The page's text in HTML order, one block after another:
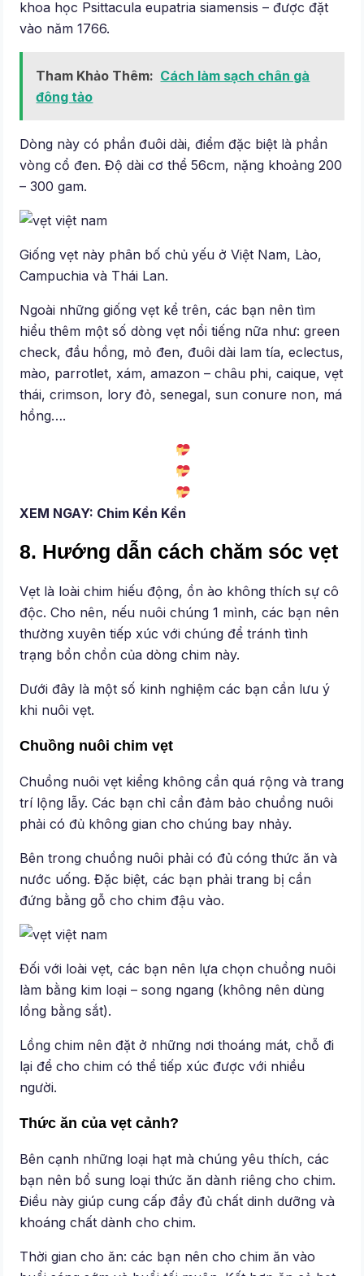
khoa học Psittacula eupatria siamensis – được đặt
vào năm 1766.
Tham Khảo Thêm: Cách làm sạch chân gà
đông tảo
Dòng này có phần đuôi dài, điểm đặc biệt là phần
vòng cổ đen. Độ dài cơ thể 56cm, nặng khoảng 200
– 300 gam.
Giống vẹt này phân bố chủ yếu ở Việt Nam, Lào,
Campuchia và Thái Lan.
Ngoài những giống vẹt kể trên, các bạn nên tìm
hiểu thêm một số dòng vẹt nổi tiếng nữa như: green
check, đầu hồng, mỏ đen, đuôi dài lam tía, eclectus,
mào, parrotlet, xám, amazon – châu phi, caique, vẹt
thái, crimson, lory đỏ, senegal, sun conure non, má
hồng….
XEM NGAY: Chim Kền Kền
8. Hướng dẫn cách chăm sóc vẹt
Vẹt là loài chim hiếu động, ồn ào không thích sự cô
độc. Cho nên, nếu nuôi chúng 1 mình, các bạn nên
thường xuyên tiếp xúc với chúng để tránh tình
trạng bồn chồn của dòng chim này.
Dưới đây là một số kinh nghiệm các bạn cần lưu ý
khi nuôi vẹt.
Chuồng nuôi chim vẹt
Chuồng nuôi vẹt kiểng không cần quá rộng và trang
trí lộng lẫy. Các bạn chỉ cần đảm bảo chuồng nuôi
phải có đủ không gian cho chúng bay nhảy.
Bên trong chuồng nuôi phải có đủ cóng thức ăn và
nước uống. Đặc biệt, các bạn phải trang bị cần
đứng bằng gỗ cho chim đậu vào.
Đối với loài vẹt, các bạn nên lựa chọn chuồng nuôi
làm bằng kim loại – song ngang (không nên dùng
lồng bằng sắt).
Lồng chim nên đặt ở những nơi thoáng mát, chỗ đi
lại để cho chim có thể tiếp xúc được với nhiều
người.
Thức ăn của vẹt cảnh?
Bên cạnh những loại hạt mà chúng yêu thích, các
bạn nên bổ sung loại thức ăn dành riêng cho chim.
Điều này giúp cung cấp đầy đủ chất dinh dưỡng và
khoáng chất dành cho chim.
Thời gian cho ăn: các bạn nên cho chim ăn vào